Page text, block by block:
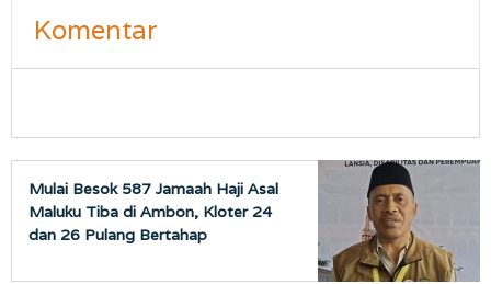
Komentar
Mulai Besok 587 Jamaah Haji Asal
Maluku Tiba di Ambon, Kloter 24
dan 26 Pulang Bertahap